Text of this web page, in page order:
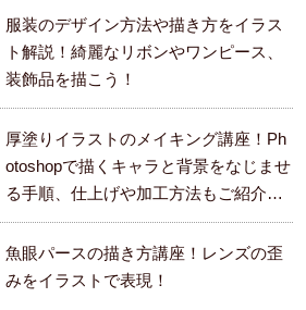
服装のデザイン方法や描き方をイラス
ト解説！綺麗なリボンやワンピース、
装飾品を描こう！
厚塗りイラストのメイキング講座！Ph
otoshopで描くキャラと背景をなじませ
る手順、仕上げや加工方法もご紹介し
ます。
魚眼パースの描き方講座！レンズの歪
みをイラストで表現！